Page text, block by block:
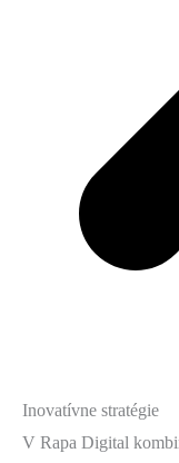
Inovatívne stratégie
V Rapa Digital